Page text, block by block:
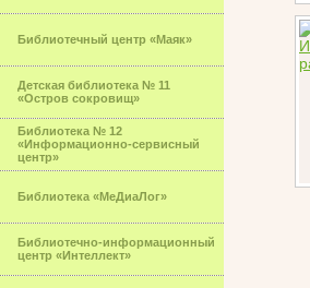
Библиотечный центр «Маяк»
Детская библиотека № 11
«Остров сокровищ»
Библиотека № 12
«Информационно-сервисный
центр»
Библиотека «МеДиаЛог»
Библиотечно-информационный
центр «Интеллект»